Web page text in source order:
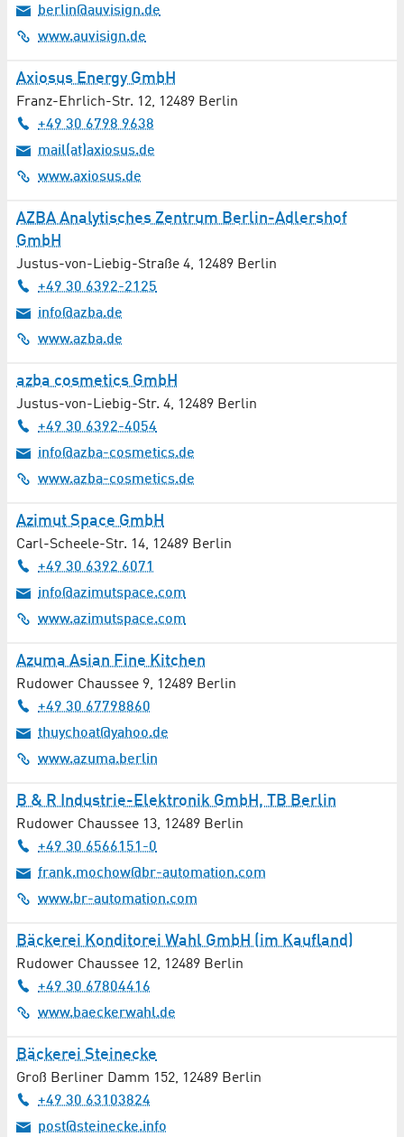
berlin@auvisign.de
www.auvisign.de
Axiosus Energy GmbH
Franz-Ehrlich-Str. 12, 12489 Berlin
+49 30 6798 9638
mail(at)axiosus.de
www.axiosus.de
AZBA Analytisches Zentrum Berlin-Adlershof
GmbH
Justus-von-Liebig-Straße 4, 12489 Berlin
+49 30 6392-2125
info@azba.de
www.azba.de
azba cosmetics GmbH
Justus-von-Liebig-Str. 4, 12489 Berlin
+49 30 6392-4054
info@azba-cosmetics.de
www.azba-cosmetics.de
Azimut Space GmbH
Carl-Scheele-Str. 14, 12489 Berlin
+49 30 6392 6071
info@azimutspace.com
www.azimutspace.com
Azuma Asian Fine Kitchen
Rudower Chaussee 9, 12489 Berlin
+49 30 67798860
thuychoat@yahoo.de
www.azuma.berlin
B & R Industrie-Elektronik GmbH, TB Berlin
Rudower Chaussee 13, 12489 Berlin
+49 30 6566151-0
frank.mochow@br-automation.com
www.br-automation.com
Bäckerei Konditorei Wahl GmbH (im Kaufland)
Rudower Chaussee 12, 12489 Berlin
+49 30 67804416
www.baeckerwahl.de
Bäckerei Steinecke
Groß Berliner Damm 152, 12489 Berlin
+49 30 63103824
post@steinecke.info